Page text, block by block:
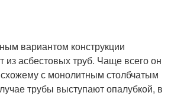
вариантом конструкции
из асбестовых труб. Чаще всего он
схожему с монолитным столбчатым
трубы выступают опалубкой, в